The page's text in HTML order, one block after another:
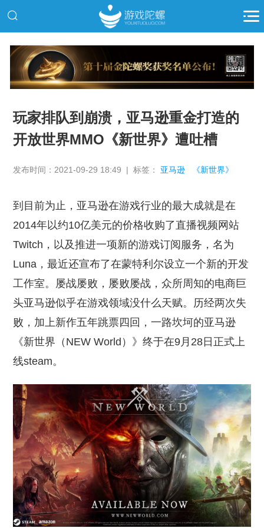
推广
玩家排队到崩溃，亚马逊重金打造的
开放世界MMO《新世界》遭吐槽
发布时间：2021-09-29 18:49 | 标签： 亚马逊 《新世界》
到目前为止，亚马逊在游戏行业的最大成就是在
2014年以约10亿美元的价格收购了直播视频网站
Twitch，以及推进一项新的游戏订阅服务，名为
Luna，最近还宣布了在蒙特利尔设立一个新的开发
工作室。屡战屡败，屡败屡战，众所周知的电商巨
头亚马逊似乎在游戏领域没什么天赋。历经两次失
败，加上新作五年跳票四回，一路坎坷的亚马逊
《新世界（NEW World）》终于在9月28日正式上
线steam。